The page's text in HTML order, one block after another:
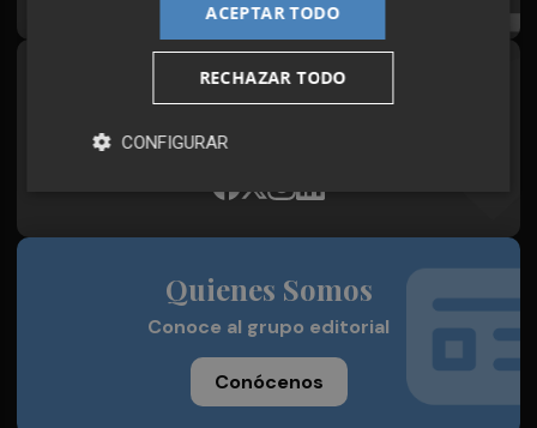
Síguenos en redes
Plaza Podcast, desde cualquier medio
Quienes Somos
Conoce al grupo editorial
Conócenos
ACEPTAR TODO
RECHAZAR TODO
CONFIGURAR